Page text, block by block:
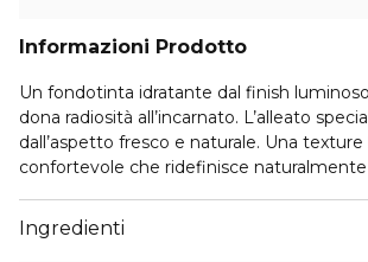
Informazioni Prodotto
Un fondotinta idratante dal finish
dona radiosità all’incarnato. L’alleato
dall’aspetto fresco e naturale. Una texture
confortevole che ridefinisce
Media coprenza per un look naturale che
l’incarnato in maniera impercettibile.
Ingredienti